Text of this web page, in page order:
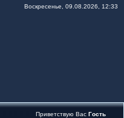
Воскресенье, 09.08.2026, 12:33
Приветствую Вас Гость